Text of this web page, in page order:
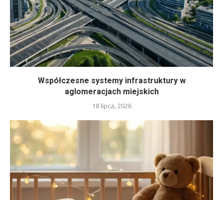
Współczesne systemy infrastruktury w
aglomeracjach miejskich
18 lipca, 2026